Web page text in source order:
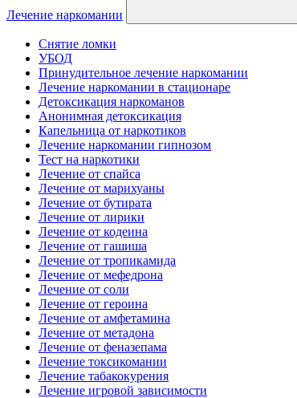
Лечение наркомании
Снятие ломки
УБОД
Принудительное лечение наркомании
Лечение наркомании в стационаре
Детоксикация наркоманов
Анонимная детоксикация
Капельница от наркотиков
Лечение наркомании гипнозом
Тест на наркотики
Лечение от спайса
Лечение от марихуаны
Лечение от бутирата
Лечение от лирики
Лечение от кодеина
Лечение от гашиша
Лечение от тропикамида
Лечение от мефедрона
Лечение от соли
Лечение от героина
Лечение от амфетамина
Лечение от метадона
Лечение от феназепама
Лечение токсикомании
Лечение табакокурения
Лечение игровой зависимости